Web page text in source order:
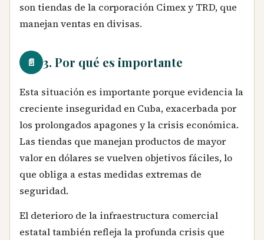
son tiendas de la corporación Cimex y TRD, que
manejan ventas en divisas.
📄 3. Por qué es importante
Esta situación es importante porque evidencia la
creciente inseguridad en Cuba, exacerbada por
los prolongados apagones y la crisis económica.
Las tiendas que manejan productos de mayor
valor en dólares se vuelven objetivos fáciles, lo
que obliga a estas medidas extremas de
seguridad.
El deterioro de la infraestructura comercial
estatal también refleja la profunda crisis que